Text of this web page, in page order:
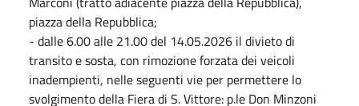
piazza della Repubblica;
- dalle 6.00 alle 21.00 del 14.05.2026 il divieto di
transito e sosta, con rimozione forzata dei veicoli
inadempienti, nelle seguenti vie per permettere lo
svolgimento della Fiera di S. Vittore: p.le Don Minzoni